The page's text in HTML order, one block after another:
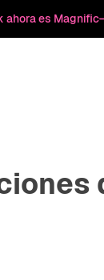
ahora es Magnific